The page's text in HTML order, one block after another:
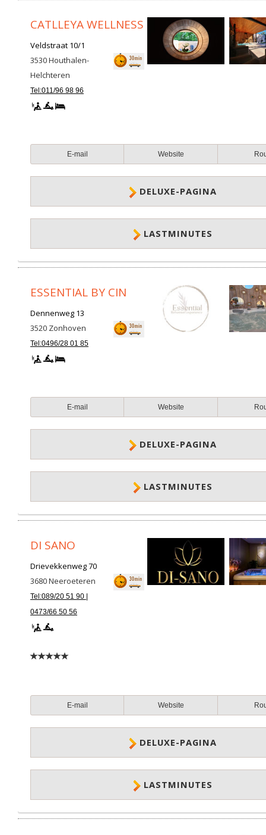
CATLLEYA WELLNESS
Veldstraat 10/1
3530Houthalen-
Helchteren
Tel:011/96 98 96
E-mail Website
DELUXE-PAGINA
LASTMINUTES
ESSENTIAL BY CIN
Dennenweg 13
3520 Zonhoven
Tel:0496/28 01 85
E-mail Website
DELUXE-PAGINA
LASTMINUTES
DI SANO
Drievekkenweg 70
3680Neeroeteren
Tel:089/20 51 90 |
0473/66 50 56
E-mail Website
DELUXE-PAGINA
LASTMINUTES